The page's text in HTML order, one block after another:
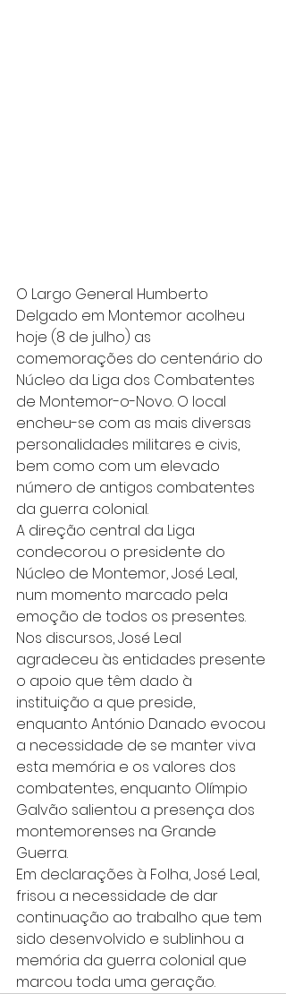
O Largo General Humberto
Delgado em Montemor acolheu
hoje (8 de julho) as
comemorações do centenário do
Núcleo da Liga dos Combatentes
de Montemor-o-Novo. O local
encheu-se com as mais diversas
personalidades militares e civis,
bem como com um elevado
número de antigos combatentes
da guerra colonial.
A direção central da Liga
condecorou o presidente do
Núcleo de Montemor, José Leal,
num momento marcado pela
emoção de todos os presentes.
Nos discursos, José Leal
agradeceu às entidades presente
o apoio que têm dado à
instituição a que preside,
enquanto António Danado evocou
a necessidade de se manter viva
esta memória e os valores dos
combatentes, enquanto Olímpio
Galvão salientou a presença dos
montemorenses na Grande
Guerra.
Em declarações à Folha, José Leal,
frisou a necessidade de dar
continuação ao trabalho que tem
sido desenvolvido e sublinhou a
memória da guerra colonial que
marcou toda uma geração.